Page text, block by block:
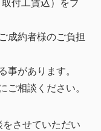
付工賃込）をプ
成約者様のご負担
事があります。
ご相談ください。
させていただい